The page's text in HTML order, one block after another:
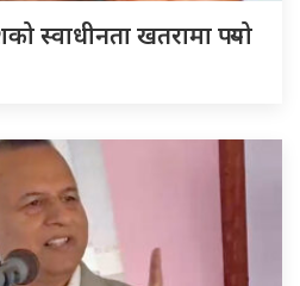
स्वाधीनता खतरामा पर्‍यो